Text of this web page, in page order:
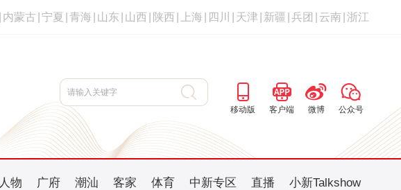
内蒙古 宁夏 青海 山东 山西 陕西 上海 四川 天津 新疆 兵团 云南 浙江
移动版 客户端 微博 公众号
人物 广府 潮汕 客家 体育 中新专区 直播 小新Talkshow